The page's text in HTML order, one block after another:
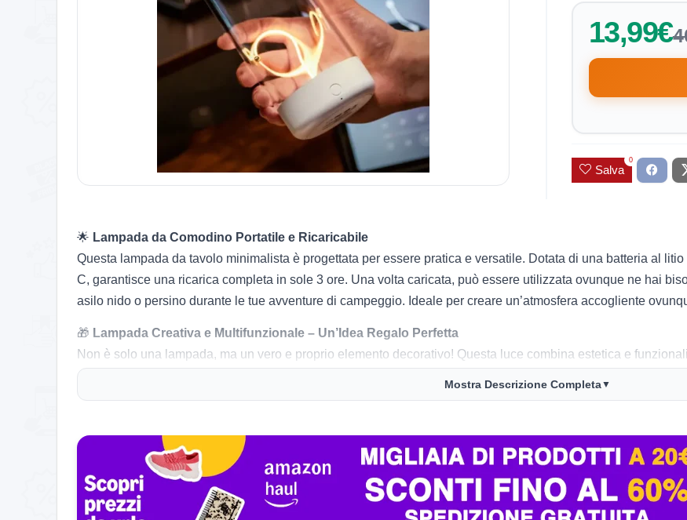
13,99€
Salva
0
🌟 Lampada da Comodino Portatile e Ricaricabile
Questa lampada da tavolo minimalista è progettata per essere pratica e versatile. Dotata di una batteria al
C, garantisce una ricarica completa in sole 3 ore. Una volta caricata, può essere utilizzata ovunque ne hai
asilo nido o persino durante le tue avventure di campeggio. Ideale per creare un’atmosfera accogliente
🎁 Lampada Creativa e Multifunzionale – Un’Idea Regalo Perfetta
Non è solo una lampada, ma un vero e proprio elemento decorativo! Questa luce combina estetica e
qualsiasi ambiente. Perfetta come regalo per compleanni, anniversari, San Valentino, Festa del Papà, Festa
Capodanno. Illumina la scrivania o la stanza di chi ami con un tocco di design e praticità.
Seguici su Telegram!
Mostra Descrizione Completa▼